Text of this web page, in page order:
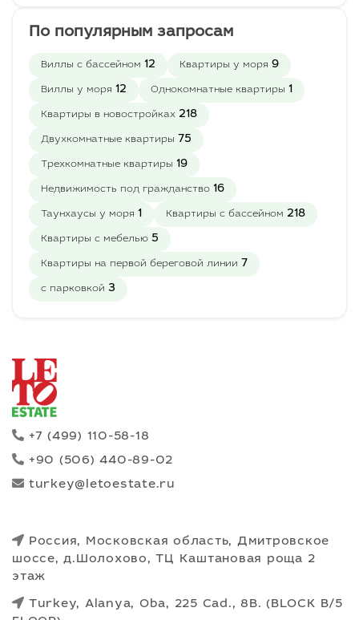
По популярным запросам
Виллы с бассейном 12 Квартиры у моря 9
Виллы у моря 12 Однокомнатные квартиры 1
Квартиры в новостройках 218
Двухкомнатные квартиры 75
Трехкомнатные квартиры 19
Недвижимость под гражданство 16
Таунхаусы у моря 1 Квартиры с бассейном 218
Квартиры с мебелью 5
Квартиры на первой береговой линии 7
с парковкой 3
+7 (499) 110-58-18
+90 (506) 440-89-02
turkey@letoestate.ru
Россия, Московская область, Дмитровское
шоссе, д.Шолохово, ТЦ Каштановая роща 2
этаж
Turkey, Alanya, Oba, 225 Cad., 8B. (BLOCK B/5